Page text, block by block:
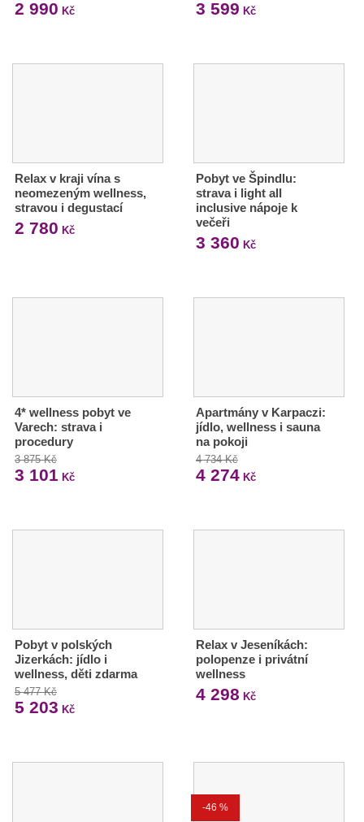
2 990 Kč 3 599 Kč
Relax v kraji vína s
neomezeným wellness,
stravou i degustací
2 780 Kč
Pobyt ve Špindlu:
strava i light all
inclusive nápoje k
večeři
3 360 Kč
4* wellness pobyt ve
Varech: strava i
procedury
3 875 Kč
3 101 Kč
Apartmány v Karpaczi:
jídlo, wellness i sauna
na pokoji
4 734 Kč
4 274Kč
Pobyt v polských
Jizerkách: jídlo i
wellness, děti zdarma
5 477 Kč
5 203 Kč
Relax v Jeseníkách:
polopenze i privátní
wellness
4 298 Kč
-46 %